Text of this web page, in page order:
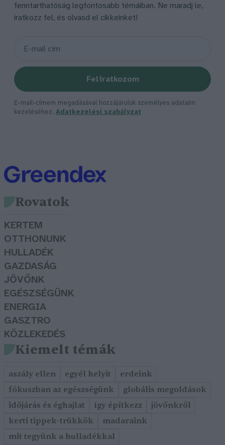
fenntarthatóság legfontosabb témáiban. Ne maradj le,
iratkozz fel, és olvasd el cikkeinket!
Feliratkozom
E-mail-címem megadásával hozzájárulok személyes adataim
kezeléséhez. Adatkezelési szabályzat
Rovatok
KERTEM
OTTHONUNK
HULLADÉK
GAZDASÁG
JÖVŐNK
EGÉSZSÉGÜNK
ENERGIA
GASZTRO
KÖZLEKEDÉS
Kiemelt témák
aszály ellen egyél helyit
erdeink
fókuszban az egészségünk
globális megoldások
időjárás és éghajlat
így építkezz
jövőnkről
kerti tippek-trükkök
madaraink
mit tegyünk a hulladékkal